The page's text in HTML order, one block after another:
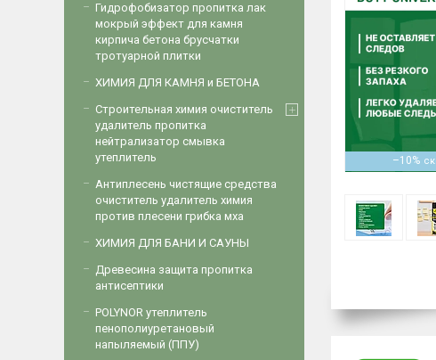
–10%
Гидрофобизатор пропитка лак
мокрый эффект для камня
кирпича бетона брусчатки
тротуарной плитки
ХИМИЯ ДЛЯ КАМНЯ и БЕТОНА
Строительная химия очиститель
удалитель пропитка
нейтрализатор смывка
утеплитель
Антиплесень чистящие средства
очиститель удалитель химия
против плесени грибка мха
ХИМИЯ ДЛЯ БАНИ И САУНЫ
Древесина защита пропитка
антисептики
POLYNOR утеплитель
пенополиуретановый
напыляемый (ППУ)